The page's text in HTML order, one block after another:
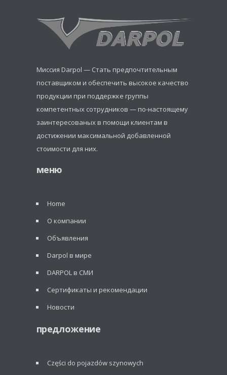
Миссия Darpol — Стать предпочтительным
поставщиком и обеспечить высокое качество
продукции при поддержке группы
компетентных сотрудников — по-настоящему
заинтересованых в помощи клиентам в
достижении максимальной добавленной
стоимости для них.
меню
Home
О компании
Объявления
Darpol в мире
DARPOL в СМИ
Сертификаты и рекомендации
Новости
предложение
Części do pojazdów szynowych